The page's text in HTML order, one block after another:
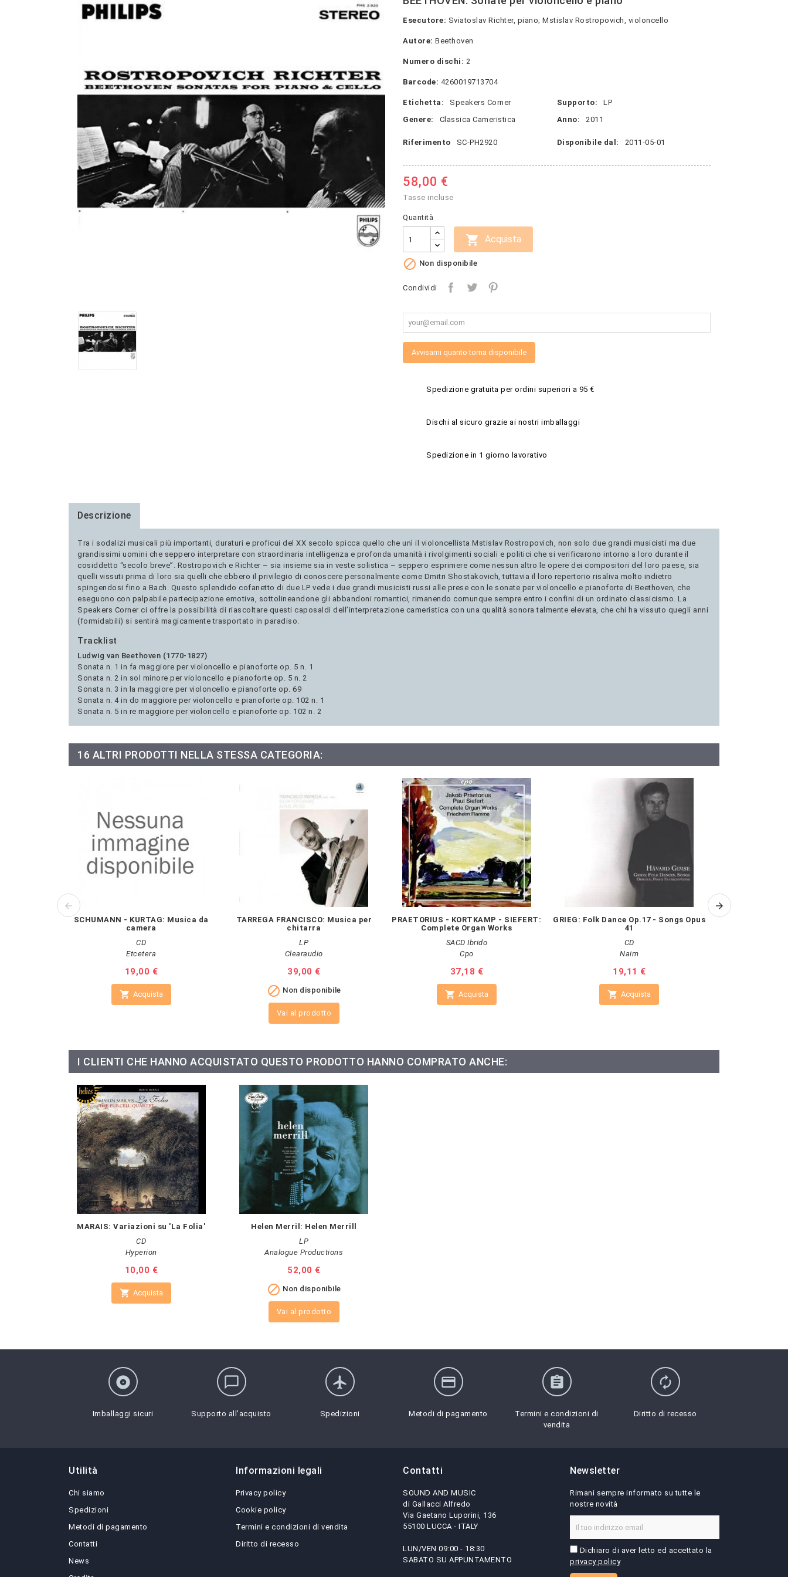
Esecutore: Sviatoslav Richter, piano; Mstislav Rostropovich, violoncello
Autore: Beethoven
Numero dischi: 2
Barcode: 4260019713704
Etichetta: Speakers Corner Supporto:
LP
Genere:
Classica Cameristica Anno: 2011
Riferimento SC-PH2920 Disponibile dal: 2011-05-01
58,00 €
Tasse incluse
Quantità
 Acquista
 Non disponibile
Condividi
Avvisami quanto torna disponibile
Spedizione gratuita per ordini superiori a 95 €
Dischi al sicuro grazie ai nostri imballaggi
Spedizione in 1 giorno lavorativo
Descrizione
Tra i sodalizi musicali più importanti, duraturi e proficui del XX secolo spicca quello che unì il violoncellista Mstislav Rostropovich, non solo due grandi musicisti ma due
grandissimi uomini che seppero interpretare con straordinaria intelligenza e profonda umanità i rivolgimenti sociali e politici che si verificarono intorno a loro durante il
cosiddetto “secolo breve”. Rostropovich e Richter – sia insieme sia in veste solistica – seppero esprimere come nessun altro le opere dei compositori del loro paese, sia
quelli vissuti prima di loro sia quelli che ebbero il privilegio di conoscere personalmente come Dmitri Shostakovich, tuttavia il loro repertorio risaliva molto indietro
spingendosi fino a Bach. Questo splendido cofanetto di due LP vede i due grandi musicisti russi alle prese con le sonate per violoncello e pianoforte di Beethoven, che
eseguono con palpabile partecipazione emotiva, sottolineandone gli abbandoni romantici, rimanendo comunque sempre entro i confini di un ordinato classicismo. La
Speakers Corner ci offre la possibilità di riascoltare questi caposaldi dell’interpretazione cameristica con una qualità sonora talmente elevata, che chi ha vissuto quegli anni
(formidabili) si sentirà magicamente trasportato in paradiso.
Tracklist
Ludwig van Beethoven (1770-1827)
Sonata n. 1 in fa maggiore per violoncello e pianoforte op. 5 n. 1
Sonata n. 2 in sol minore per violoncello e pianoforte op. 5 n. 2
Sonata n. 3 in la maggiore per violoncello e pianoforte op. 69
Sonata n. 4 in do maggiore per violoncello e pianoforte op. 102 n. 1
Sonata n. 5 in re maggiore per violoncello e pianoforte op. 102 n. 2
16 ALTRI PRODOTTI NELLA STESSA CATEGORIA:
SCHUMANN - KURTAG: Musica da
camera
CD
Etcetera
Prezzo
19,00 €
 Acquista
TARREGA FRANCISCO: Musica per
chitarra
LP
Clearaudio
Prezzo
39,00 €
 Non disponibile
Vai al prodotto
PRAETORIUS - KORTKAMP - SIEFERT:
Complete Organ Works
SACD Ibrido
Cpo
Prezzo
37,18 €
 Acquista
GRIEG: Folk Dance Op.17 - Songs Opus
41
CD
Naim
Prezzo
19,11 €
 Acquista
I CLIENTI CHE HANNO ACQUISTATO QUESTO PRODOTTO HANNO COMPRATO ANCHE:
MARAIS: Variazioni su 'La Folia'
CD
Hyperion
Prezzo
10,00 €
 Acquista
Helen Merril: Helen Merrill
LP
Analogue Productions
Prezzo
52,00 €
 Non disponibile
Vai al prodotto
album
Imballaggi sicuri
chat_bubble_outline
Supporto all'acquisto
flight
Spedizioni
credit_card
Metodi di pagamento
assignment
Termini e condizioni di
vendita
autorenew
Diritto di recesso
Utilità
Chi siamo
Spedizioni
Metodi di pagamento
Contatti
News
Informazioni legali
Privacy policy
Cookie policy
Termini e condizioni di vendita
Diritto di recesso
Contatti
SOUND AND MUSIC
di Gallacci Alfredo
Via Gaetano Luporini, 136
55100 LUCCA - ITALY
LUN/VEN 09:00 - 18:30
SABATO SU APPUNTAMENTO
Newsletter
Rimani sempre informato su tutte le
nostre novità
Dichiaro di aver letto ed accettato la
privacy policy